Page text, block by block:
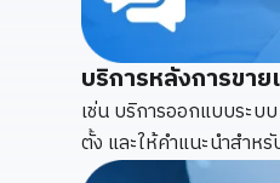
บริการหลังการขา
เช่น บริการออกแบบระบ
ตั้ง และให้คำแนะนำสำห